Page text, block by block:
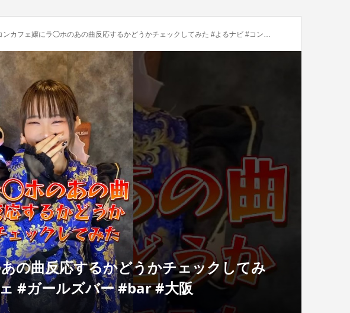
ンカフェ嬢にラ◯ホのあの曲反応するかどうかチェックしてみた #よるナビ #コンカフェ #ガールズバー #bar #大阪
の曲反応するかどうかチェックしてみ
#ガールズバー #bar #大阪